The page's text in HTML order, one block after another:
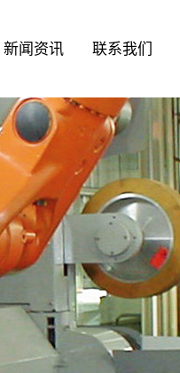
新闻资讯 联系我们